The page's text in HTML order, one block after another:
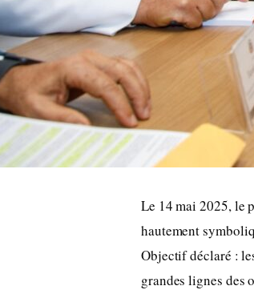
Le 14 mai 2025, le
hautement
Objectif déclaré :
grandes lignes des